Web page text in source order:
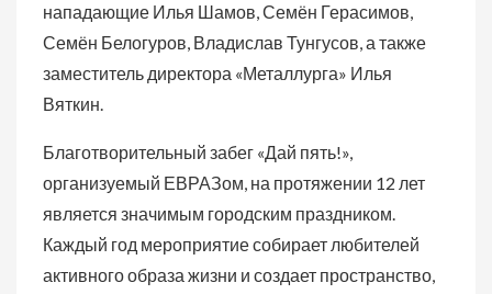
нападающие Илья Шамов, Семён Герасимов,
Семён Белогуров, Владислав Тунгусов, а также
заместитель директора «Металлурга» Илья
Вяткин.
Благотворительный забег «Дай пять!»,
организуемый ЕВРАЗом, на протяжении 12 лет
является значимым городским праздником.
Каждый год мероприятие собирает любителей
активного образа жизни и создает пространство,